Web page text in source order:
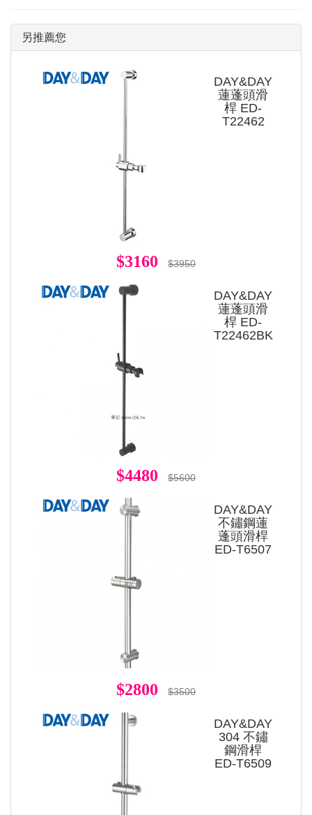
另推薦您
DAY&DAY
蓮蓬頭滑
桿 ED-
T22462
$3160 $3950
DAY&DAY
蓮蓬頭滑
桿 ED-
T22462BK
$4480 $5600
DAY&DAY
不鏽鋼蓮
蓬頭滑桿
ED-T6507
$2800 $3500
DAY&DAY
304 不鏽
鋼滑桿
ED-T6509